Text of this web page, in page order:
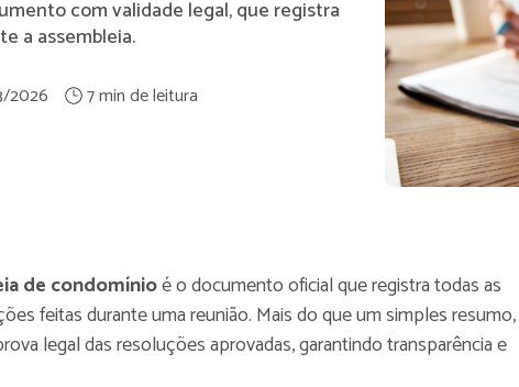
com validade legal, que registra
a assembleia.
2026
de condomínioé o documento oficial que registra todas as
feitas durante uma reunião. Mais do que um simples resumo,
legal das resoluções aprovadas, garantindo transparência e